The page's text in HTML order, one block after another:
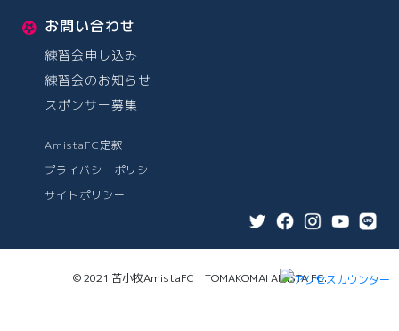
お問い合わせ
練習会申し込み
練習会のお知らせ
スポンサー募集
AmistaFC定款
プライバシーポリシー
サイトポリシー
© 2021 苫小牧AmistaFC｜TOMAKOMAI AMISTA FC.